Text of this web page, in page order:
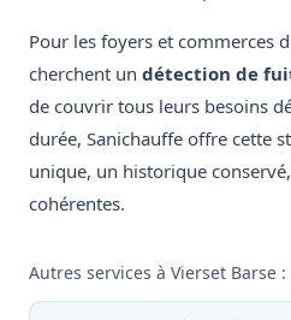
Pour les foyers et commerces
cherchent un détection de
de couvrir tous leurs besoins
durée, Sanichauffe offre cette
unique, un historique
cohérentes.
Autres services à Vierset Barse :